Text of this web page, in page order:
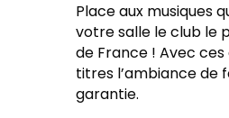
Place aux musiques
votre salle le club le
de France ! Avec
titres l’ambiance de
garantie.